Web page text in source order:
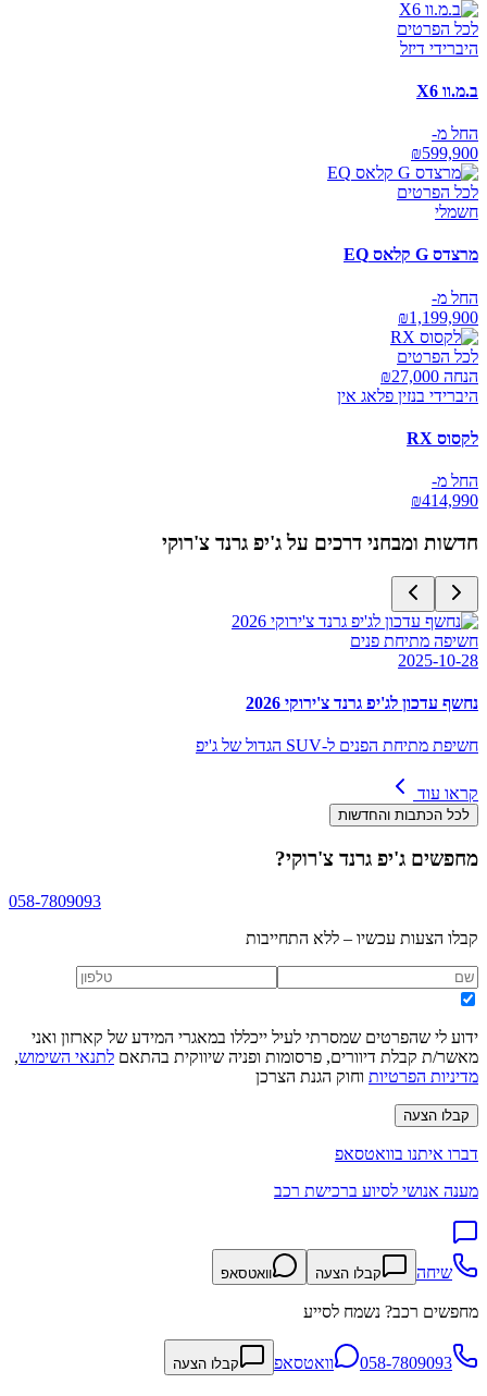
לכל הפרטים
היברידי דיזל
ב.מ.וו X6
החל מ-
₪599,900
לכל הפרטים
חשמלי
מרצדס G קלאס EQ
החל מ-
₪1,199,900
לכל הפרטים
הנחה ₪ 27,000
היברידי בנזין פלאג אין
לקסוס RX
החל מ-
₪414,990
חדשות ומבחני דרכים על ג'יפ גרנד צ'רוקי
חשיפה מתיחת פנים
2025-10-28
נחשף עדכון לג'יפ גרנד צ'ירוקי 2026
חשיפת מתיחת הפנים ל-SUV הגדול של ג'יפ
קראו עוד
לכל הכתבות והחדשות
מחפשים ג'יפ גרנד צ'רוקי?
058-7809093
קבלו הצעות עכשיו – ללא התחייבות
ידוע לי שהפרטים שמסרתי לעיל ייכללו במאגרי המידע של קארזון ואני
מאשר/ת קבלת דיוורים, פרסומות ופניה שיווקית בהתאם לתנאי השימוש,
מדיניות הפרטיות וחוק הגנת הצרכן
קבלו הצעה
דברו איתנו בוואטסאפ
מענה אנושי לסיוע ברכישת רכב
שיחה קבלו הצעה וואטסאפ
מחפשים רכב? נשמח לסייע
058-7809093 וואטסאפ קבלו הצעה